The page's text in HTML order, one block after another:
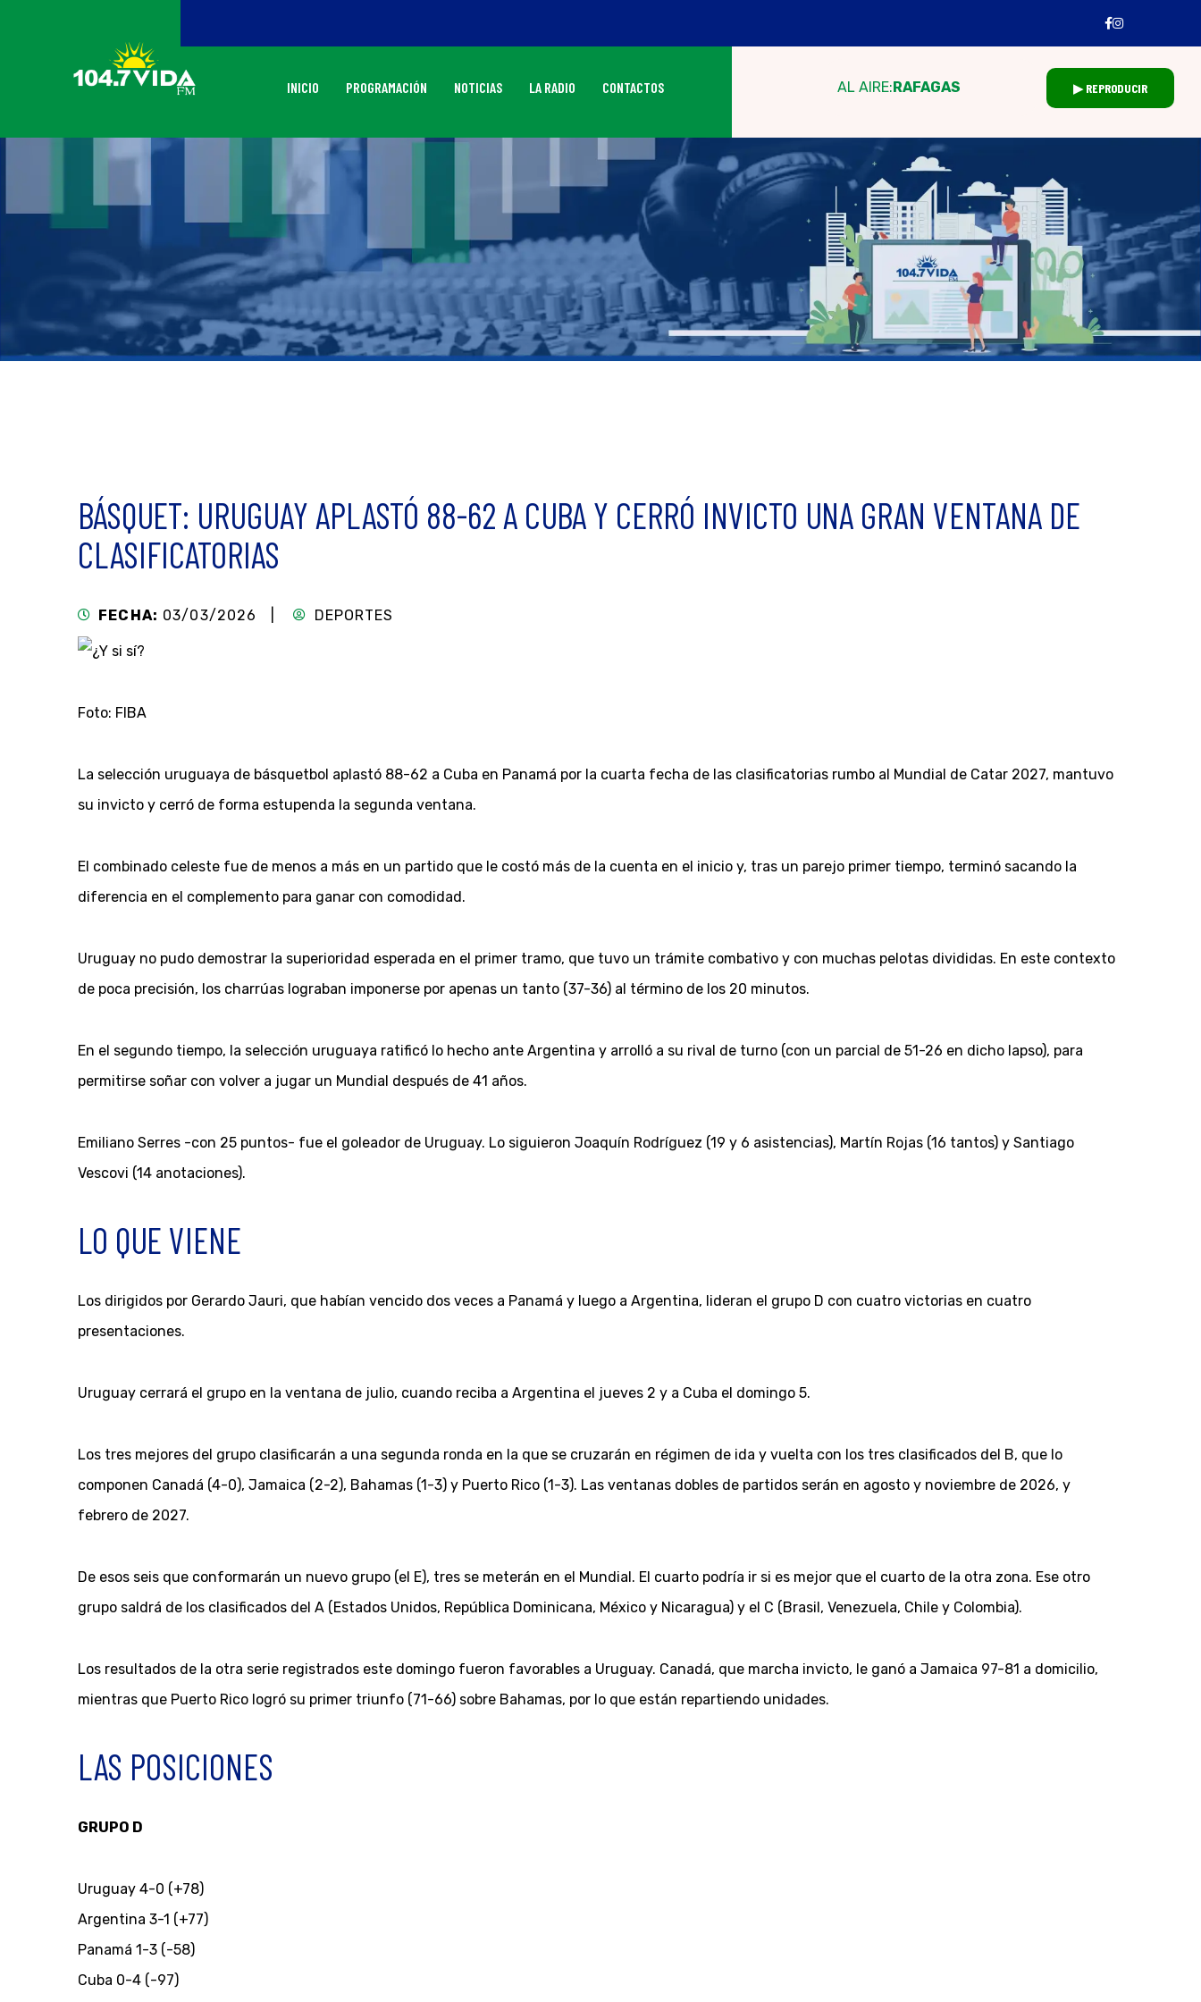
INICIO PROGRAMACIÓN NOTICIAS LA RADIO CONTACTOS AL AIRE:RAFAGAS ▶ REPRODUCIR
BÁSQUET: URUGUAY APLASTÓ 88-62 A CUBA Y CERRÓ INVICTO UNA GRAN VENTANA DE
CLASIFICATORIAS
FECHA: 03/03/2026 | DEPORTES
Foto: FIBA
La selección uruguaya de básquetbol aplastó 88-62 a Cuba en Panamá por la cuarta fecha de las clasificatorias rumbo al Mundial de Catar 2027, mantuvo
su invicto y cerró de forma estupenda la segunda ventana.
El combinado celeste fue de menos a más en un partido que le costó más de la cuenta en el inicio y, tras un parejo primer tiempo, terminó sacando la
diferencia en el complemento para ganar con comodidad.
Uruguay no pudo demostrar la superioridad esperada en el primer tramo, que tuvo un trámite combativo y con muchas pelotas divididas. En este contexto
de poca precisión, los charrúas lograban imponerse por apenas un tanto (37-36) al término de los 20 minutos.
En el segundo tiempo, la selección uruguaya ratificó lo hecho ante Argentina y arrolló a su rival de turno (con un parcial de 51-26 en dicho lapso), para
permitirse soñar con volver a jugar un Mundial después de 41 años.
Emiliano Serres -con 25 puntos- fue el goleador de Uruguay. Lo siguieron Joaquín Rodríguez (19 y 6 asistencias), Martín Rojas (16 tantos) y Santiago
Vescovi (14 anotaciones).
LO QUE VIENE
Los dirigidos por Gerardo Jauri, que habían vencido dos veces a Panamá y luego a Argentina, lideran el grupo D con cuatro victorias en cuatro
presentaciones.
Uruguay cerrará el grupo en la ventana de julio, cuando reciba a Argentina el jueves 2 y a Cuba el domingo 5.
Los tres mejores del grupo clasificarán a una segunda ronda en la que se cruzarán en régimen de ida y vuelta con los tres clasificados del B, que lo
componen Canadá (4-0), Jamaica (2-2), Bahamas (1-3) y Puerto Rico (1-3). Las ventanas dobles de partidos serán en agosto y noviembre de 2026, y
febrero de 2027.
De esos seis que conformarán un nuevo grupo (el E), tres se meterán en el Mundial. El cuarto podría ir si es mejor que el cuarto de la otra zona. Ese otro
grupo saldrá de los clasificados del A (Estados Unidos, República Dominicana, México y Nicaragua) y el C (Brasil, Venezuela, Chile y Colombia).
Los resultados de la otra serie registrados este domingo fueron favorables a Uruguay. Canadá, que marcha invicto, le ganó a Jamaica 97-81 a domicilio,
mientras que Puerto Rico logró su primer triunfo (71-66) sobre Bahamas, por lo que están repartiendo unidades.
LAS POSICIONES
GRUPO D
Uruguay 4-0 (+78)
Argentina 3-1 (+77)
Panamá 1-3 (-58)
Cuba 0-4 (-97)